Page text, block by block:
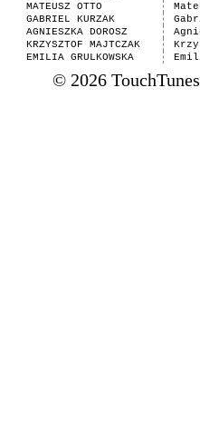
MATEUSZ OTTO
GABRIEL KURZAK
AGNIESZKA DOROSZ
KRZYSZTOF MAJTCZAK
EMILIA GRULKOWSKA
© 2026